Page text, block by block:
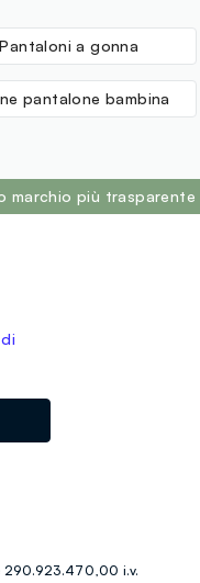
Pantaloni a gonna
pantalone bambina
marchio più
290.923.470,00 i.v.